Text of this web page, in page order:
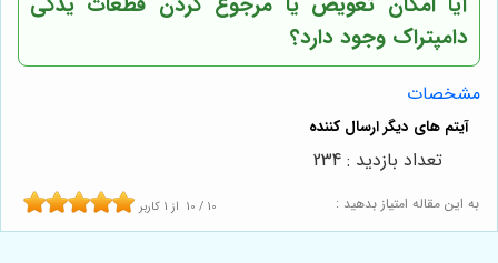
دامپتراک وجود دارد؟
مشخصات
به این مقاله امتیاز بدهید : 10 / 10 از 1 کاربر
تعداد بازدید : 234